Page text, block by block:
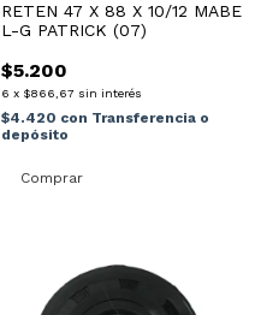
RETEN 47 X 88 X 10/12 MABE
L-G PATRICK (07)
$5.200
6 x $866,67 sin interés
$4.420 con Transferencia o
depósito